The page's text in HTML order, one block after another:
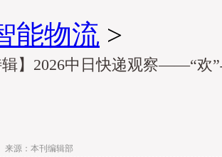
能物流 >
辑】2026中日快递观察——“欢
源：本刊编辑部